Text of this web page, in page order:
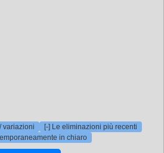
variazioni
[-] Le eliminazioni più recenti
in chiaro